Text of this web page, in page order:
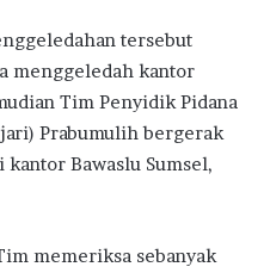
tersebut
menggeledah kantor
Tim Penyidik Pidana
Prabumulih bergerak
Bawaslu Sumsel,
memeriksa sebanyak